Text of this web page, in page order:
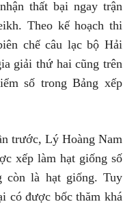
thất bại ngay trận
Theo kế hoạch thi
chế câu lạc bộ Hải
giải thứ hai cũng trên
số trong Bảng xếp
trước, Lý Hoàng Nam
xếp làm hạt giống số
còn là hạt giống. Tuy
có được bốc thăm khá